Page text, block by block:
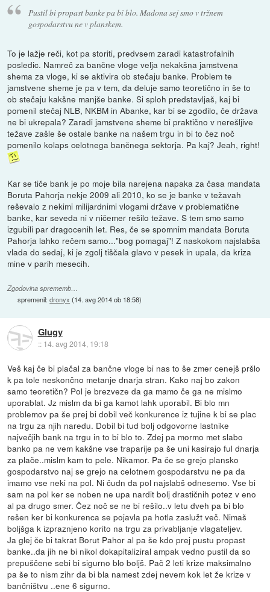
Pustil bi propast banke pa bi blo. Madona sej smo v tržnem
gospodarstvu ne v planskem.
To je lažje reči, kot pa storiti, predvsem zaradi katastrofalnih
posledic. Namreč za bančne vloge velja nekakšna jamstvena
shema za vloge, ki se aktivira ob stečaju banke. Problem te
jamstvene sheme je pa v tem, da deluje samo teoretično in še to
ob stečaju kakšne manjše banke. Si sploh predstavljaš, kaj bi
pomenil stečaj NLB, NKBM in Abanke, kar bi se zgodilo, če država
ne bi ukrepala? Zaradi jamstvene sheme bi praktično v nerešljive
težave zašle še ostale banke na našem trgu in bi to čez noč
pomenilo kolaps celotnega bančnega sektorja. Pa kaj? Jeah, right!
Kar se tiče bank je po moje bila narejena napaka za časa mandata
Boruta Pahorja nekje 2009 ali 2010, ko se je banke v težavah
reševalo z nekimi milijardnimi vlogami države v problematične
banke, kar seveda ni v ničemer rešilo težave. S tem smo samo
izgubili par dragocenih let. Res, če se spomnim mandata Boruta
Pahorja lahko rečem samo..."bog pomagaj"! Z naskokom najslabša
vlada do sedaj, ki je zgolj tiščala glavo v pesek in upala, da kriza
mine v parih mesecih.
Zgodovina sprememb…
spremenil:dronyx (14. avg 2014 ob 18:58)
Glugy
:: 14. avg 2014, 19:18
Veš kaj če bi plačal za bančne vloge bi nas to še zmer cenejš pršlo
k pa tole neskončno metanje dnarja stran. Kako naj bo zakon
samo teoretičn? Pol je brezveze da ga mamo če ga ne mislmo
uporablat. Jz mislm da bi ga kamot lahk uporabil. Bi blo mn
problemov pa še prej bi dobil več konkurence iz tujine k bi se plac
na trgu za njih naredu. Dobil bi tud bolj odgovorne lastnike
največjih bank na trgu in to bi blo to. Zdej pa mormo met slabo
banko pa ne vem kakšne vse traparije pa še uni kasirajo ful dnarja
za plače..mislm kam to pele. Nikamor. Pa če se grejo plansko
gospodarstvo naj se grejo na celotnem gospodarstvu ne pa da
imamo vse neki na pol. Ni čudn da pol najslabš odnesemo. Vse bi
sam na pol ker se noben ne upa nardit bolj drastičnih potez v eno
al pa drugo smer. Čez noč se ne bi rešilo..v letu dveh pa bi blo
rešen ker bi konkurenca se pojavla pa hotla zaslužt več. Nimaš
boljšga k izpraznjeno korito na trgu za privabljanje vlagateljev.
Ja glej če bi takrat Borut Pahor al pa še kdo prej pustu propast
banke..da jih ne bi nikol dokapitaliziral ampak vedno pustil da so
prepuščene sebi bi sigurno blo boljš. Pač 2 leti krize maksimalno
pa še to nism zihr da bi bla namest zdej nevem kok let že krize v
bančništvu ..ene 6 sigurno.